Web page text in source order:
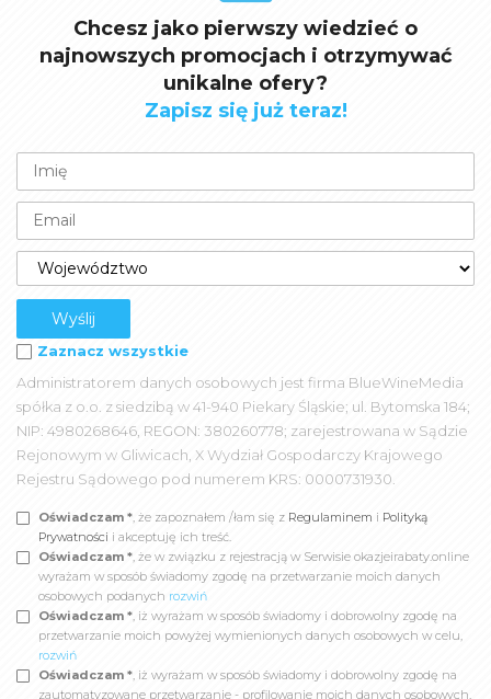
Chcesz jako pierwszy wiedzieć o
najnowszych promocjach i otrzymywać
unikalne ofery?
Zapisz się już teraz!
Zaznacz wszystkie
Administratorem danych osobowych jest firma BlueWineMedia
spółka z o.o. z siedzibą w 41-940 Piekary Śląskie; ul. Bytomska 184;
NIP: 4980268646, REGON: 380260778; zarejestrowana w Sądzie
Rejonowym w Gliwicach, X Wydział Gospodarczy Krajowego
Rejestru Sądowego pod numerem KRS: 0000731930.
Oświadczam *, że zapoznałem /łam się z Regulaminem i Polityką
Prywatności i akceptuję ich treść.
Oświadczam *, że w związku z rejestracją w Serwisie okazjeirabaty.online
wyrażam w sposób świadomy zgodę na przetwarzanie moich danych
osobowych podanych rozwiń
Oświadczam *, iż wyrażam w sposób świadomy i dobrowolny zgodę na
przetwarzanie moich powyżej wymienionych danych osobowych w celu,
rozwiń
Oświadczam *, iż wyrażam w sposób świadomy i dobrowolny zgodę na
zautomatyzowane przetwarzanie - profilowanie moich danych osobowych,